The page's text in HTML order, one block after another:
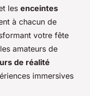
les enceintes
à chacun de
votre fête
amateurs de
de réalité
immersives